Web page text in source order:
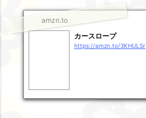
amzn.to
カースロープ
https://amzn.to/3KHULSr